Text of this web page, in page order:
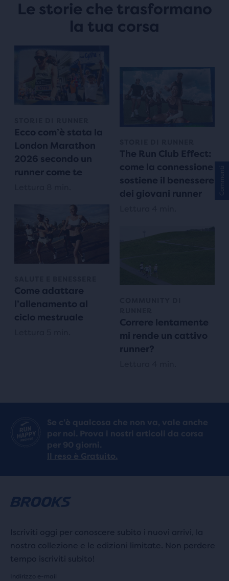
Le storie che trasformano
la tua corsa
Ecco com’è stata la
London Marathon
2026 secondo un
runner come te
Come adattare
l’allenamento al
ciclo mestruale
The Run Club Effect:
come la connessione
sostiene il benessere
dei giovani runner
Correre lentamente
mi rende un cattivo
runner?
Se c’è qualcosa che non va, vale anche
per noi. Prova i nostri articoli da corsa
per 90 giorni.
Il reso è Gratuito.
Iscriviti oggi per conoscere subito i nuovi arrivi, la
nostra collezione e le edizioni limitate. Non perdere
tempo iscriviti subito!
Indirizzo e-mail
Commenti